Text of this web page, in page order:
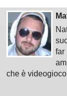
far
che è